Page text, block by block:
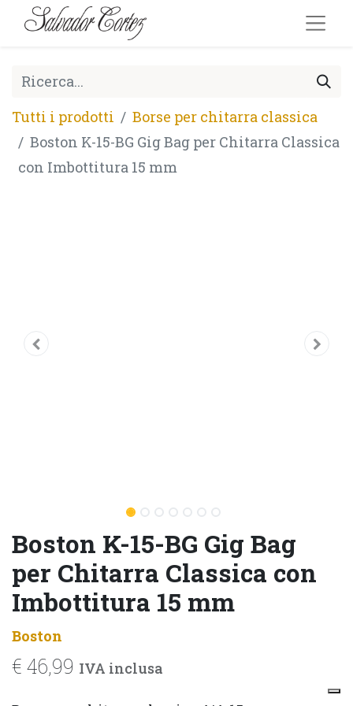
Tutti i prodotti
Borse per chitarra classica
Boston K-15-BG Gig Bag per Chitarra Classica
con Imbottitura 15 mm
Boston K-15-BG Gig Bag
per Chitarra Classica con
Imbottitura 15 mm
Boston
€ 46,99 IVA inclusa